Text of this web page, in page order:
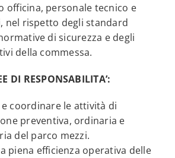
officina, personale tecnico e
nel rispetto degli standard
di sicurezza e degli
della commessa.
DI RESPONSABILITA’:
coordinare le attività di
preventiva, ordinaria e
del parco mezzi.
piena efficienza operativa delle